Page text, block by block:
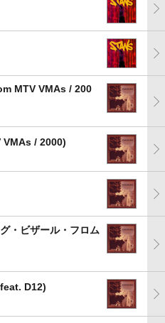
MTV VMAs / 200
/ 2000)
・ビザール・フロム
D12)